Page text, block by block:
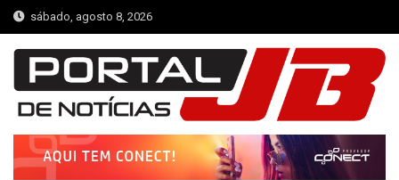
Skip
to
content
sábado, agosto 8, 2026
Portal de Notícias JB
Notícias de Simplício Mendes e Região